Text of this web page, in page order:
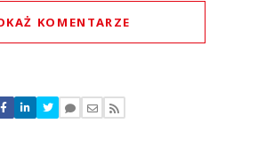
KOMENTARZE
Nie znaleziono komentarzy
swoje komentarze